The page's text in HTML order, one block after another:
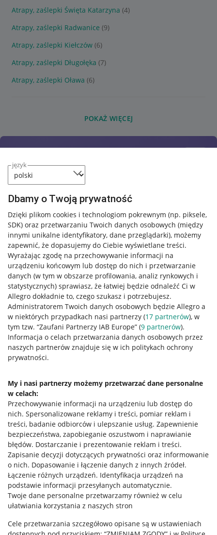
język
Dbamy o Twoją prywatność
Dzięki plikom cookies i technologiom pokrewnym (np. piksele,
SDK) oraz przetwarzaniu Twoich danych osobowych (między
innymi unikalne identyfikatory, dane przeglądarki), możemy
zapewnić, że dopasujemy do Ciebie wyświetlane treści.
Wyrażając zgodę na przechowywanie informacji na
urządzeniu końcowym lub dostęp do nich i przetwarzanie
danych (w tym w obszarze profilowania, analiz rynkowych i
statystycznych) sprawiasz, że łatwiej będzie odnaleźć Ci w
Allegro dokładnie to, czego szukasz i potrzebujesz.
Administratorem Twoich danych osobowych będzie Allegro a
w niektórych przypadkach nasi partnerzy (17 partnerów), w
tym tzw. “Zaufani Partnerzy IAB Europe” (9 partnerów).
Informacja o celach przetwarzania danych osobowych przez
naszych partnerów znajduje się w ich politykach ochrony
prywatności.
My i nasi partnerzy możemy przetwarzać dane personalne
w celach:
Przechowywanie informacji na urządzeniu lub dostęp do
nich. Spersonalizowane reklamy i treści, pomiar reklam i
treści, badanie odbiorców i ulepszanie usług. Zapewnienie
bezpieczeństwa, zapobieganie oszustwom i naprawianie
błędów. Dostarczanie i prezentowanie reklam i treści.
Zapisanie decyzji dotyczących prywatności oraz informowanie
o nich. Dopasowanie i łączenie danych z innych źródeł.
Łączenie różnych urządzeń. Identyfikacja urządzeń na
podstawie informacji przesyłanych automatycznie.
Twoje dane personalne przetwarzamy również w celu
ułatwiania korzystania z naszych stron
Cele przetwarzania szczegółowo opisane są w ustawieniach
Atrapy, zaślepki Święta Katarzyna (4)
Atrapy, zaślepki Radwanice (9)
Atrapy, zaślepki Kiełczów (6)
Atrapy, zaślepki Długołęka (7)
Atrapy, zaślepki Oława (6)
POKAŻ WIĘCEJ
Przydatne informacje
Jak to działa
Allegro Gadane dla sprzedających
Allegro Gadane dla kupujących
Mapa miejscowości
Informacje prawne
Regulamin
Polityka plików "cookies"
Ustawienia plików "cookies"
Udostępnianie lokalizacji